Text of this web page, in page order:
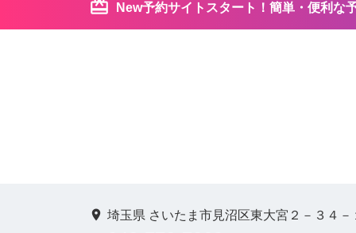
New予約サイトスタート！簡単・便利な
埼玉県 さいたま市見沼区東大宮２－３４－